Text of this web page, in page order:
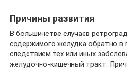
Причины развития
В большинстве случаев
содержимого желудка обратно в
следствием тех или иных
желудочно-кишечный тракт.